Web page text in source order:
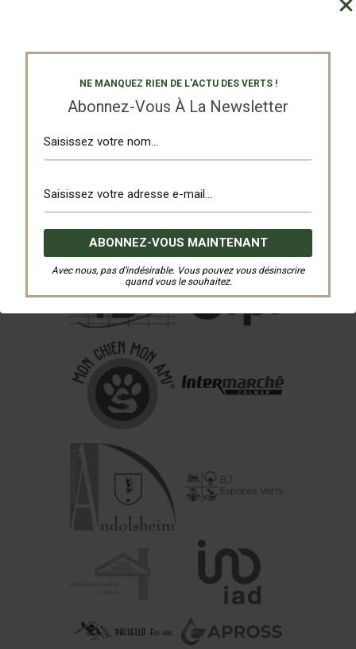
NE MANQUEZ RIEN DE L'ACTU DES VERTS !
Abonnez-Vous À La Newsletter
Avec nous, pas d’indésirable. Vous pouvez vous désinscrire
quand vous le souhaitez.